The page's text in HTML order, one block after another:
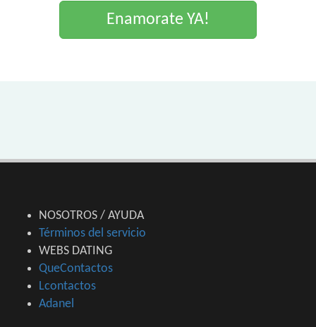
Enamorate YA!
NOSOTROS / AYUDA
Términos del servicio
WEBS DATING
QueContactos
Lcontactos
Adanel